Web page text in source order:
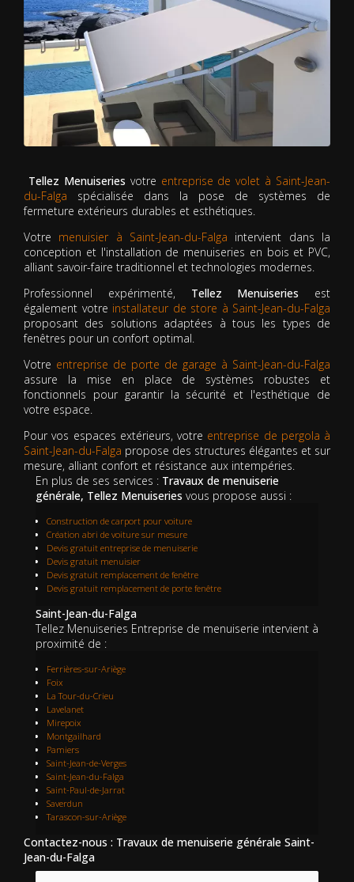
Tellez Menuiseries votre entreprise de volet à Saint-Jean-
du-Falga spécialisée dans la pose de systèmes de
fermeture extérieurs durables et esthétiques.
Votre menuisier à Saint-Jean-du-Falga intervient dans la
conception et l'installation de menuiseries en bois et PVC,
alliant savoir-faire traditionnel et technologies modernes.
Professionnel expérimenté, Tellez Menuiseries est
également votre installateur de store à Saint-Jean-du-Falga
proposant des solutions adaptées à tous les types de
fenêtres pour un confort optimal.
Votre entreprise de porte de garage à Saint-Jean-du-Falga
assure la mise en place de systèmes robustes et
fonctionnels pour garantir la sécurité et l'esthétique de
votre espace.
Pour vos espaces extérieurs, votre entreprise de pergola à
Saint-Jean-du-Falga propose des structures élégantes et sur
mesure, alliant confort et résistance aux intempéries.
En plus de ses services : Travaux de menuiserie
générale, Tellez Menuiseries vous propose aussi :
Construction de carport pour voiture
Création abri de voiture sur mesure
Devis gratuit entreprise de menuiserie
Devis gratuit menuisier
Devis gratuit remplacement de fenêtre
Devis gratuit remplacement de porte fenêtre
Saint-Jean-du-Falga
Tellez Menuiseries Entreprise de menuiserie intervient à
proximité de :
Ferrières-sur-Ariège
Foix
La Tour-du-Crieu
Lavelanet
Mirepoix
Montgailhard
Pamiers
Saint-Jean-de-Verges
Saint-Jean-du-Falga
Saint-Paul-de-Jarrat
Saverdun
Tarascon-sur-Ariège
Contactez-nous : Travaux de menuiserie générale Saint-
Jean-du-Falga